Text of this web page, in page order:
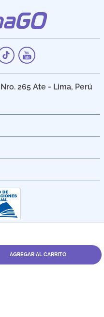
AGREGAR AL CARRITO
265 Ate - Lima, Perú